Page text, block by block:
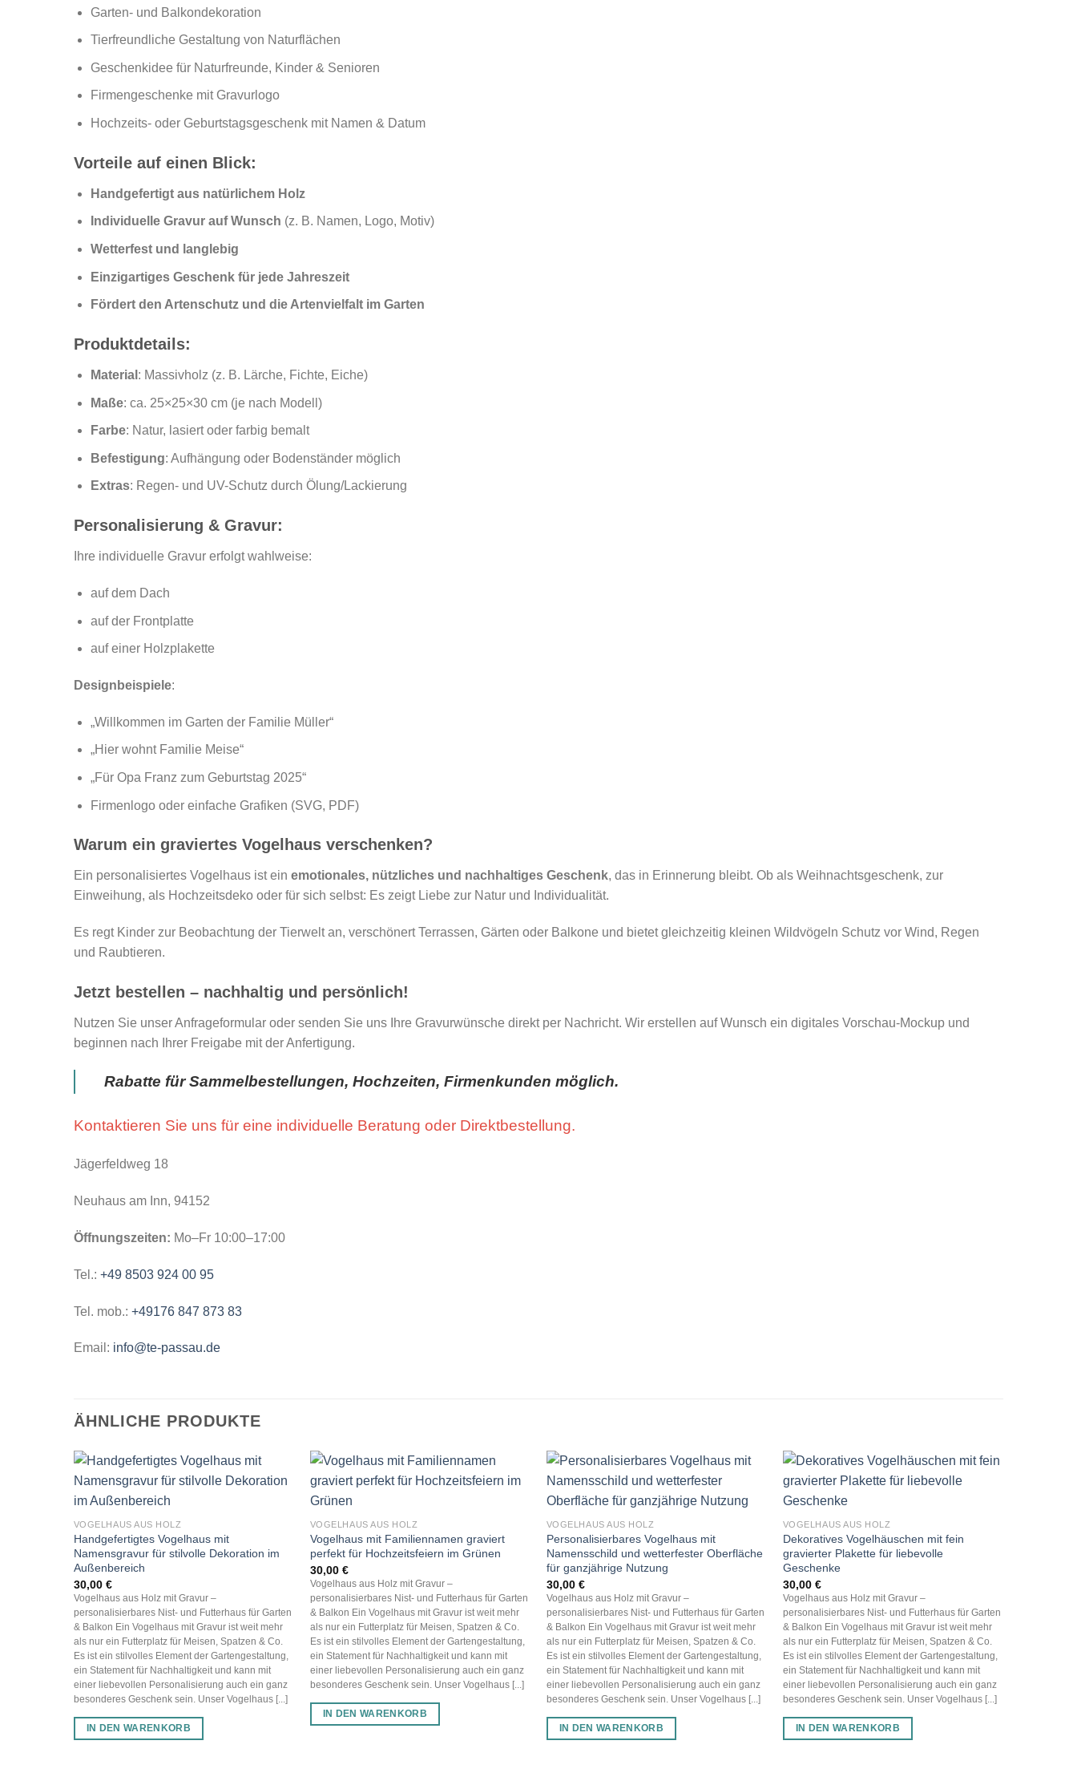
Garten- und Balkondekoration
Tierfreundliche Gestaltung von Naturflächen
Geschenkidee für Naturfreunde, Kinder & Senioren
Firmengeschenke mit Gravurlogo
Hochzeits- oder Geburtstagsgeschenk mit Namen & Datum
Vorteile auf einen Blick:
Handgefertigt aus natürlichem Holz
Individuelle Gravur auf Wunsch (z. B. Namen, Logo, Motiv)
Wetterfest und langlebig
Einzigartiges Geschenk für jede Jahreszeit
Fördert den Artenschutz und die Artenvielfalt im Garten
Produktdetails:
Material : Massivholz (z. B. Lärche, Fichte, Eiche)
Maße: ca. 25×25×30 cm (je nach Modell)
Farbe: Natur, lasiert oder farbig bemalt
Befestigung: Aufhängung oder Bodenständer möglich
Extras: Regen- und UV-Schutz durch Ölung/Lackierung
Personalisierung & Gravur:
Ihre individuelle Gravur erfolgt wahlweise:
auf dem Dach
auf der Frontplatte
auf einer Holzplakette
Designbeispiele:
„Willkommen im Garten der Familie Müller“
„Hier wohnt Familie Meise“
„Für Opa Franz zum Geburtstag 2025“
Firmenlogo oder einfache Grafiken (SVG, PDF)
Warum ein graviertes Vogelhaus verschenken?
Ein personalisiertes Vogelhaus ist ein emotionales, nützliches und nachhaltiges Geschenk, das in Erinnerung bleibt. Ob als Weihnachtsgeschenk, zur
Einweihung, als Hochzeitsdeko oder für sich selbst: Es zeigt Liebe zur Natur und Individualität.
Es regt Kinder zur Beobachtung der Tierwelt an, verschönert Terrassen, Gärten oder Balkone und bietet gleichzeitig kleinen Wildvögeln Schutz vor Wind, Regen
und Raubtieren.
Jetzt bestellen – nachhaltig und persönlich!
Nutzen Sie unser Anfrageformular oder senden Sie uns Ihre Gravurwünsche direkt per Nachricht. Wir erstellen auf Wunsch ein digitales Vorschau-Mockup und
beginnen nach Ihrer Freigabe mit der Anfertigung.
Rabatte für Sammelbestellungen, Hochzeiten, Firmenkunden möglich.
Kontaktieren Sie uns für eine individuelle Beratung oder Direktbestellung.
Jägerfeldweg 18
Neuhaus am Inn, 94152
Öffnungszeiten: Mo–Fr 10:00–17:00
Tel.: +49 8503 924 00 95
Tel. mob.: +49176 847 873 83
Email: info@te-passau.de
ÄHNLICHE PRODUKTE
VOGELHAUS AUS HOLZ
Handgefertigtes Vogelhaus mit
Namensgravur für stilvolle Dekoration im
Außenbereich
30,00 €
Vogelhaus aus Holz mit Gravur –
personalisierbares Nist- und Futterhaus für Garten
& Balkon Ein Vogelhaus mit Gravur ist weit mehr
als nur ein Futterplatz für Meisen, Spatzen & Co.
Es ist ein stilvolles Element der Gartengestaltung,
ein Statement für Nachhaltigkeit und kann mit
einer liebevollen Personalisierung auch ein ganz
besonderes Geschenk sein. Unser Vogelhaus [...]
IN DEN WARENKORB
VOGELHAUS AUS HOLZ
Vogelhaus mit Familiennamen graviert
perfekt für Hochzeitsfeiern im Grünen
30,00 €
Vogelhaus aus Holz mit Gravur –
personalisierbares Nist- und Futterhaus für Garten
& Balkon Ein Vogelhaus mit Gravur ist weit mehr
als nur ein Futterplatz für Meisen, Spatzen & Co.
Es ist ein stilvolles Element der Gartengestaltung,
ein Statement für Nachhaltigkeit und kann mit
einer liebevollen Personalisierung auch ein ganz
besonderes Geschenk sein. Unser Vogelhaus [...]
IN DEN WARENKORB
VOGELHAUS AUS HOLZ
Personalisierbares Vogelhaus mit
Namensschild und wetterfester Oberfläche
für ganzjährige Nutzung
30,00 €
Vogelhaus aus Holz mit Gravur –
personalisierbares Nist- und Futterhaus für Garten
& Balkon Ein Vogelhaus mit Gravur ist weit mehr
als nur ein Futterplatz für Meisen, Spatzen & Co.
Es ist ein stilvolles Element der Gartengestaltung,
ein Statement für Nachhaltigkeit und kann mit
einer liebevollen Personalisierung auch ein ganz
besonderes Geschenk sein. Unser Vogelhaus [...]
IN DEN WARENKORB
VOGELHAUS AUS HOLZ
Dekoratives Vogelhäuschen mit fein
gravierter Plakette für liebevolle
Geschenke
30,00 €
Vogelhaus aus Holz mit Gravur –
personalisierbares Nist- und Futterhaus für Garten
& Balkon Ein Vogelhaus mit Gravur ist weit mehr
als nur ein Futterplatz für Meisen, Spatzen & Co.
Es ist ein stilvolles Element der Gartengestaltung,
ein Statement für Nachhaltigkeit und kann mit
einer liebevollen Personalisierung auch ein ganz
besonderes Geschenk sein. Unser Vogelhaus [...]
IN DEN WARENKORB